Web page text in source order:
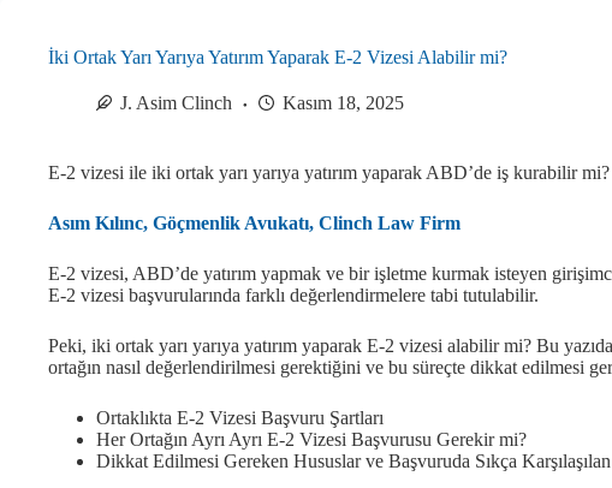
İki Ortak Yarı Yarıya Yatırım Yaparak E-2 Vizesi Alabilir mi?
J. Asim Clinch Kasım 18, 2025
E-2 vizesi ile iki ortak yarı yarıya yatırım yaparak ABD’de iş kurabilir
Asım Kılınc, Göçmenlik Avukatı, Clinch Law Firm
E-2 vizesi, ABD’de yatırım yapmak ve bir işletme kurmak isteyen
E-2 vizesi başvurularında farklı değerlendirmelere tabi tutulabilir.
Peki, iki ortak yarı yarıya yatırım yaparak E-2 vizesi alabilir mi? Bu
ortağın nasıl değerlendirilmesi gerektiğini ve bu süreçte dikkat edilmesi
Ortaklıkta E-2 Vizesi Başvuru Şartları
Her Ortağın Ayrı Ayrı E-2 Vizesi Başvurusu Gerekir mi?
Dikkat Edilmesi Gereken Hususlar ve Başvuruda Sıkça